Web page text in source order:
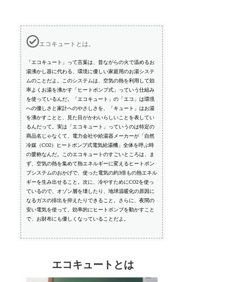
エコキュートとは。
「エコキュート」って言葉は、昔ながらの火で温めるお
湯沸かし器に代わる、環境に優しい家庭用のお湯システ
ムのことだよ。このシステムは、空気の熱を利用して効
率よくお湯を沸かす「ヒートポンプ式」っていう仕組み
を使っているんだ。「エコキュート」の「エコ」は環境
への優しさと家計へのやさしさを、「キュート」はお湯
を沸かすことと、見た目がかわいらしいことを表してい
るんだって。実は「エコキュート」っていうのは特定の
商品名じゃなくて、電力会社や給湯器メーカーが「自然
冷媒（CO2）ヒートポンプ式電気給湯機」全体を呼ぶ時
の愛称なんだ。このエコキュートのすごいところは、ま
ず、空気の熱を集めて熱エネルギーに変えるヒートポン
プシステムのおかげで、使った電気の約3倍もの熱エネル
ギーを生み出せること。次に、冷やすためにCO2を使っ
ているので、オゾン層を壊したり、地球温暖化の原因に
なるガスの排出を抑えたりできること。さらに、夜間の
安い電気を使って、効率的にヒートポンプを動かすこと
で、お財布にも優しくなっていることだよ。
エコキュートとは